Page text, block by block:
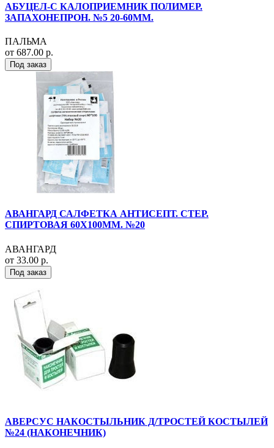
АБУЦЕЛ-С КАЛОПРИЕМНИК ПОЛИМЕР.
ЗАПАХОНЕПРОН. №5 20-60ММ.
ПАЛЬМА
от 687.00 р.
Под заказ
АВАНГАРД САЛФЕТКА АНТИСЕПТ. СТЕР.
СПИРТОВАЯ 60Х100ММ. №20
АВАНГАРД
от 33.00 р.
Под заказ
АВЕРСУС НАКОСТЫЛЬНИК Д/ТРОСТЕЙ КОСТЫЛЕЙ
№24 (НАКОНЕЧНИК)